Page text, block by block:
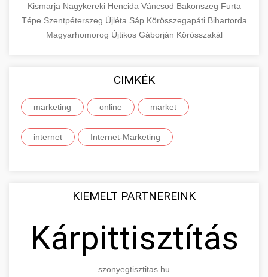
Kismarja Nagykereki Hencida Váncsod Bakonszeg Furta
Tépe Szentpéterszeg Újléta Sáp Körösszegapáti Bihartorda
Magyarhomorog Újtikos Gáborján Körösszakál
CIMKÉK
marketing online market
internet Internet-Marketing
KIEMELT PARTNEREINK
Kárpittisztítás
szonyegtisztitas.hu